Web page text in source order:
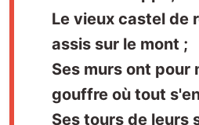
Le vieux castel de
assis sur le mont ;
Ses murs ont pour
gouffre où tout
Ses tours de leurs